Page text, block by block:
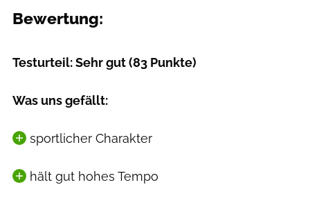
Bewertung:
Testurteil: Sehr gut (83 Punkte)
Was uns gefällt:
sportlicher Charakter
hält gut hohes Tempo